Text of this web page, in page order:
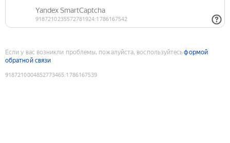
Если у вас возникли проблемы, пожалуйста, воспользуйтесьформой
обратной связи
9187210004852773465:1786167539